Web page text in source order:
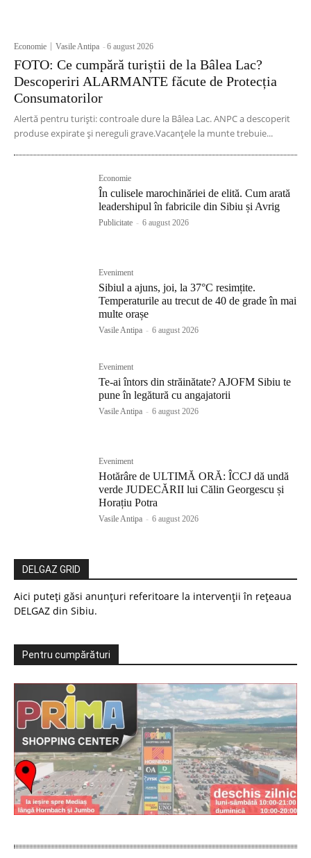
Economie Vasile Antipa -6 august 2026
FOTO: Ce cumpără turiștii de la Bâlea Lac?
Descoperiri ALARMANTE făcute de Protecția
Consumatorilor
Alertă pentru turiști: controale dure la Bâlea Lac. ANPC a descoperit
produse expirate și nereguli grave.Vacanțele la munte trebuie...
Economie
În culisele marochinăriei de elită. Cum arată
leadershipul în fabricile din Sibiu și Avrig
Publicitate - 6 august 2026
Eveniment
Sibiul a ajuns, joi, la 37°C resimțite.
Temperaturile au trecut de 40 de grade în mai
multe orașe
Vasile Antipa - 6 august 2026
Eveniment
Te-ai întors din străinătate? AJOFM Sibiu te
pune în legătură cu angajatorii
Vasile Antipa - 6 august 2026
Eveniment
Hotărâre de ULTIMĂ ORĂ: ÎCCJ dă undă
verde JUDECĂRII lui Călin Georgescu și
Horațiu Potra
Vasile Antipa - 6 august 2026
DELGAZ GRID
Aici puteți găsi anunțuri referitoare la intervenții în rețeaua
DELGAZ din Sibiu.
Pentru cumpărături